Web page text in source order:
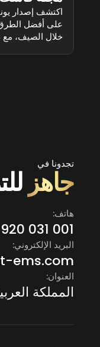
على أفضل
خلال الصيف، مع
تجدونا في
جاهز
هاتف:
031 001
البريد الإلكتروني:
ems.com
العنوان:
المملكة